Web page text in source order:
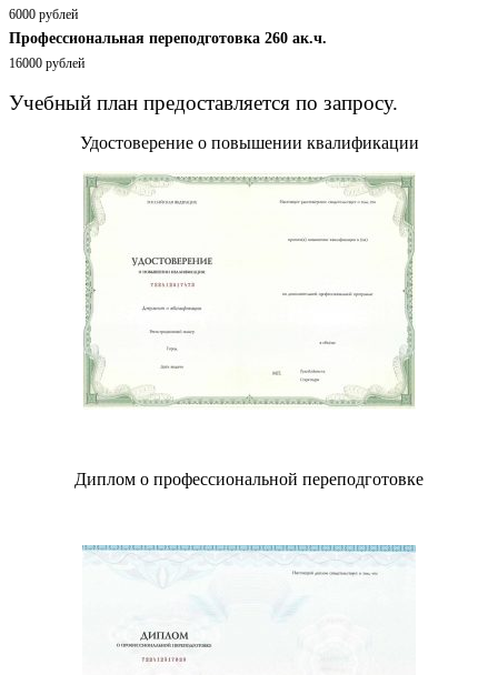
6000 рублей
Профессиональная переподготовка 260 ак.ч.
16000 рублей
Учебный план предоставляется по запросу.
Удостоверение о повышении квалификации
Диплом о профессиональной переподготовке